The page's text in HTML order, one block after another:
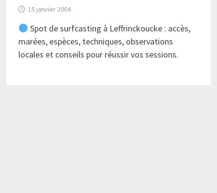
15 janvier 2004
Spot de surfcasting à Leffrinckoucke : accès,
marées, espèces, techniques, observations
locales et conseils pour réussir vos sessions.